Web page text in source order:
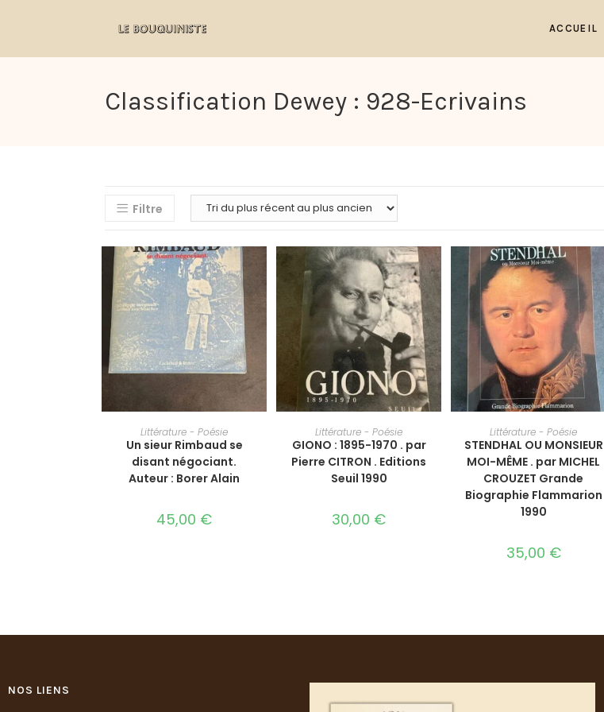
ACCUEIL
Classification Dewey : 928-Ecrivains
Filtre
AJOUTER AU PANIER
Littérature - Poésie
Un sieur Rimbaud se
disant négociant.
Auteur : Borer Alain
45,00 €
AJOUTER AU PANIER
Littérature - Poésie
GIONO : 1895-1970 . par
Pierre CITRON . Editions
Seuil 1990
30,00 €
AJOUTER AU PANIER
Littérature - Poésie
STENDHAL OU MONSIEUR
MOI-MÊME . par MICHEL
CROUZET Grande
Biographie Flammarion
1990
35,00 €
NOS LIENS